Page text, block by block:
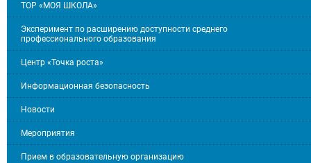
ТОР «МОЯ ШКОЛА»
Эксперимент по расширению доступности среднего
профессионального образования
Центр «Точка роста»
Информационная безопасность
Новости
Мероприятия
Прием в образовательную организацию